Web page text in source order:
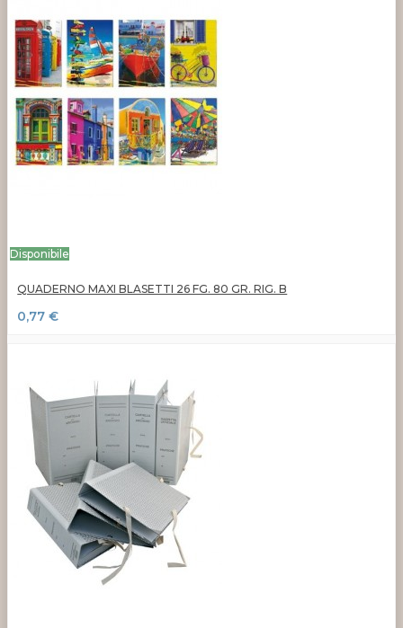
Disponibile
QUADERNO MAXI BLASETTI 26 FG. 80 GR. RIG. B
0,77 €